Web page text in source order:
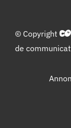
© Copyright
de